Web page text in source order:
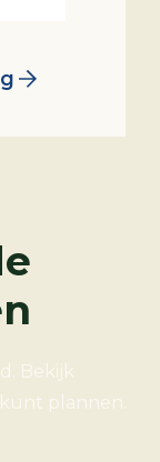
Bekijk
plannen.